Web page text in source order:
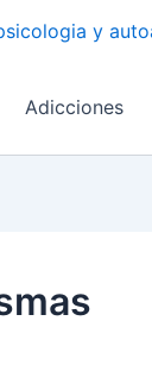
Adicciones